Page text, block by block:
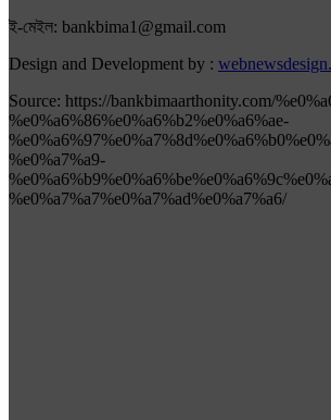
ই-মেইল: bankbima1@gmail.com
Design and Development by :
Source: https://bankbimaarthonity.com/
%e0%a6%86%e0%a6%b2%e0%a6%ae-
%e0%a7%a9-
%e0%a7%a7%e0%a7%ad%e0%a7%a6/